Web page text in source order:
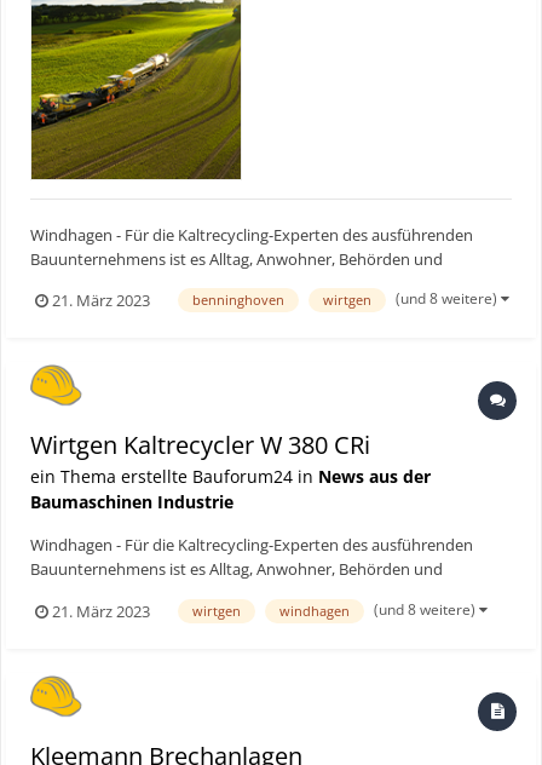
Windhagen - Für die Kaltrecycling-Experten des ausführenden
Bauunternehmens ist es Alltag, Anwohner, Behörden und
Bauingenieure zeigten sich von der schnellen, wirtschaftlichen und
nachhaltigen Lösung überrascht. Denn als Wirtgen Group
21. März 2023 benninghoven wirtgen (und 8 weitere)
Wirtgen Kaltrecycler W 380 CRi
ein Thema erstellte Bauforum24 in News aus der
Baumaschinen Industrie
Windhagen - Für die Kaltrecycling-Experten des ausführenden
Bauunternehmens ist es Alltag, Anwohner, Behörden und
nachhaltigen Lösung überrascht. Denn als Wirtgen Group
21. März 2023 wirtgen windhagen (und 8 weitere)
Kleemann Brechanlagen